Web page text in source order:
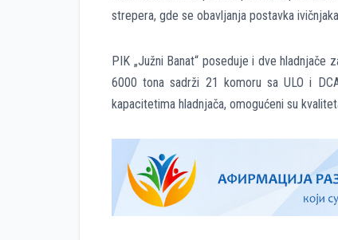
strepera, gde se obavljanja postavka
PIK „Južni Banat“ poseduje i dve hladnjače
6000 tona sadrži 21 komoru sa ULO i
kapacitetima hladnjača, omogućeni su